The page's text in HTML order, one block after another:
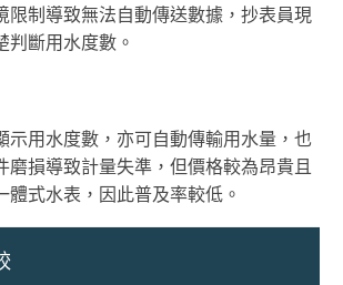
限制導致無法自動傳送數據，抄表員現
判斷用水度數。
示用水度數，亦可自動傳輸用水量，也
磨損導致計量失準，但價格較為昂貴且
體式水表，因此普及率較低。